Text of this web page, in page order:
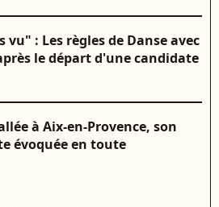
: Les règles de Danse avec
le départ d'une candidate
à Aix-en-Provence, son
évoquée en toute